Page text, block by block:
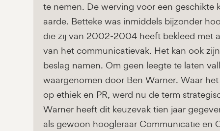
te nemen. De werving voor een
aarde. Betteke was inmiddels bijzonder
die zij van 2002-2004 heeft bekleed met
van het communicatievak. Het kan ook
beslag namen. Om geen leegte te laten
waargenomen door Ben Warner. Waar
op ethiek en PR, werd nu de term
Warner heeft dit keuzevak tien jaar
als gewoon hoogleraar Communicatie en